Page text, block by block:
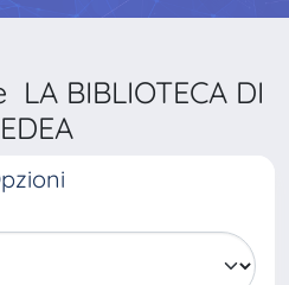
BIBLIOTECA DI